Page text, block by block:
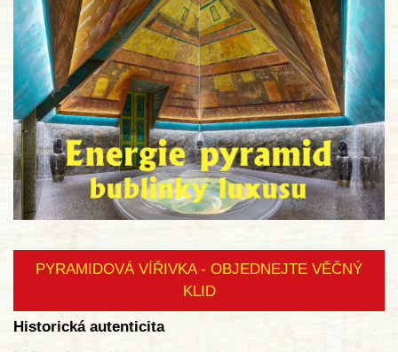
PYRAMIDOVÁ VÍŘIVKA - OBJEDNEJTE VĚČNÝ
KLID
Historická autenticita